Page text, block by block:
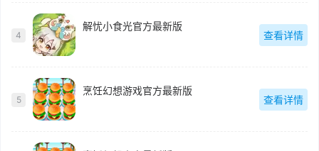
4
解忧小食光官方最新版
查看详情
5
烹饪幻想游戏官方最新版
查看详情